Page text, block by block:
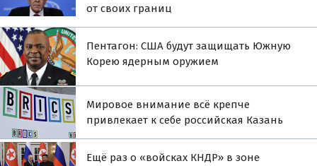
от своих границ
Пентагон: США будут защищать Южную
Корею ядерным оружием
Мировое внимание всё крепче
привлекает к себе российская Казань
Ещё раз о «войсках КНДР» в зоне